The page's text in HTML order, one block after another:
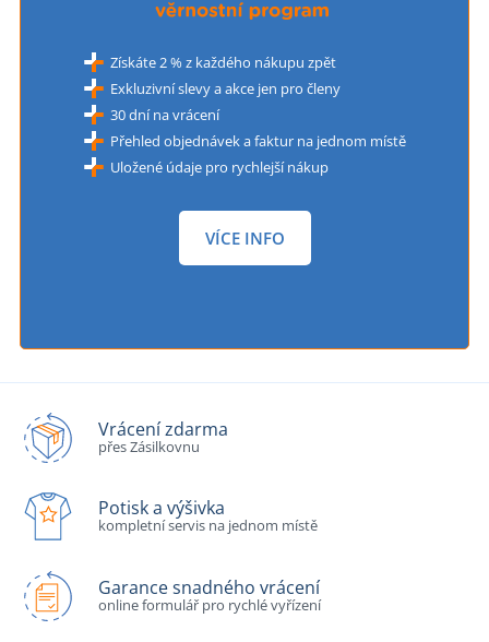
Získáte 2 % z každého nákupu zpět
Exkluzivní slevy a akce jen pro členy
30 dní na vrácení
Přehled objednávek a faktur na jednom místě
Uložené údaje pro rychlejší nákup
VÍCE INFO
Vrácení zdarma
přes Zásilkovnu
Potisk a výšivka
kompletní servis na jednom místě
Garance snadného vrácení
online formulář pro rychlé vyřízení